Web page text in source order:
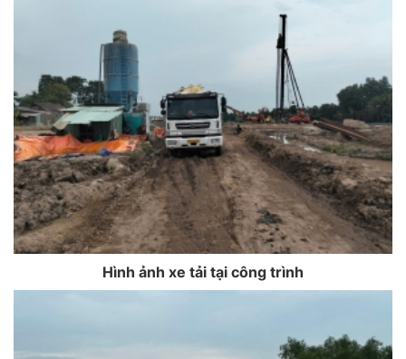
Hình ảnh xe tải tại công trình